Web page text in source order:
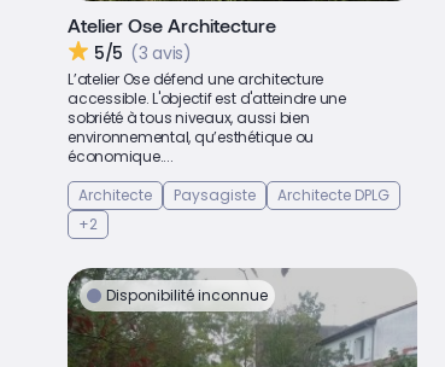
Atelier Ose Architecture
5/5 (3 avis)
L’atelier Ose défend une architecture
accessible. L'objectif est d'atteindre une
sobriété à tous niveaux, aussi bien
environnemental, qu’esthétique ou
économique....
Architecte
Paysagiste
Architecte DPLG
+2
Disponibilité inconnue